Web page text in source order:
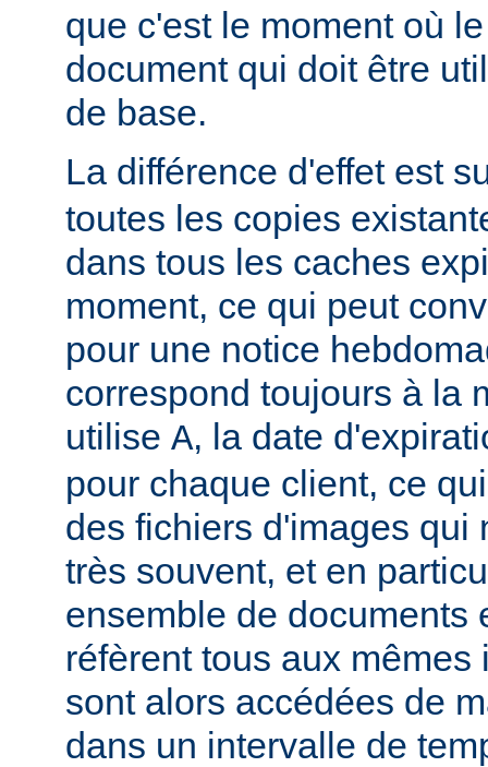
que c'est le moment où
document qui doit être
de base.
La différence d'effet est
toutes les copies
dans tous les caches
moment, ce qui peut
pour une notice
correspond toujours à la
utilise A, la date
pour chaque client, ce
des fichiers d'images qui
très souvent, et en
ensemble de documents
réfèrent tous aux
sont alors accédées de
dans un intervalle de